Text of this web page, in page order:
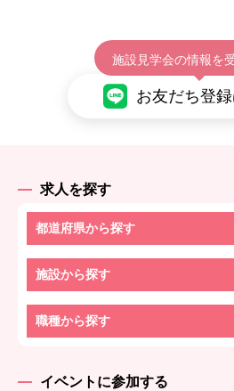
施設見学会の情報を
お友だち登
求人を探す
都道府県から探す
施設から探す
職種から探す
イベントに参加する